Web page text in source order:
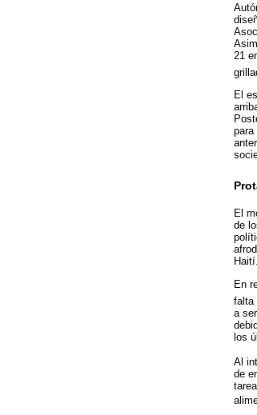
21
El
para
El
de
Haití.
En
falta
a
los
Al
de